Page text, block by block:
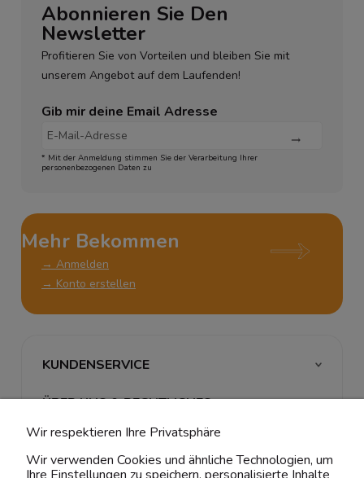
Abonnieren Sie Den
Newsletter
Profitieren Sie von Vorteilen und bleiben Sie mit
unserem Angebot auf dem Laufenden!
Gib mir deine Email Adresse
* Mit der Anmeldung stimmen Sie der Verarbeitung Ihrer
personenbezogenen Daten zu
Mehr Bekommen
→ Anmelden
→ Konto erstellen
KUNDENSERVICE
ÜBER UNS & RECHTLICHES
MEIN ACCOUNT
Wir respektieren Ihre Privatsphäre
Wir verwenden Cookies und ähnliche Technologien, um